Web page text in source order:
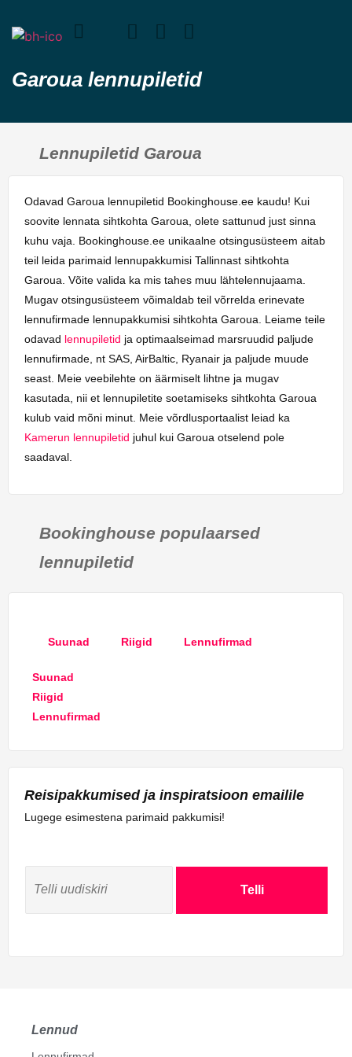
Garoua lennupiletid
Lennupiletid Garoua
Odavad Garoua lennupiletid Bookinghouse.ee kaudu! Kui
soovite lennata sihtkohta Garoua, olete sattunud just sinna
kuhu vaja. Bookinghouse.ee unikaalne otsingusüsteem aitab
teil leida parimaid lennupakkumisi Tallinnast sihtkohta
Garoua. Võite valida ka mis tahes muu lähtelennujaama.
Mugav otsingusüsteem võimaldab teil võrrelda erinevate
lennufirmade lennupakkumisi sihtkohta Garoua. Leiame teile
odavad lennupiletid ja optimaalseimad marsruudid paljude
lennufirmade, nt SAS, AirBaltic, Ryanair ja paljude muude
seast. Meie veebilehte on äärmiselt lihtne ja mugav
kasutada, nii et lennupiletite soetamiseks sihtkohta Garoua
kulub vaid mõni minut. Meie võrdlusportaalist leiad ka
Kamerun lennupiletid juhul kui Garoua otselend pole
saadaval.
Bookinghouse populaarsed
lennupiletid
Suunad Riigid Lennufirmad
Suunad
Riigid
Lennufirmad
Reisipakkumised ja inspiratsioon emailile
Lugege esimestena parimaid pakkumisi!
Telli
Lennud